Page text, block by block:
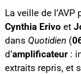
La veille de l’AVP
Cynthia Erivo et
dans Quotidien (
d’amplificateur :
extraits repris, et